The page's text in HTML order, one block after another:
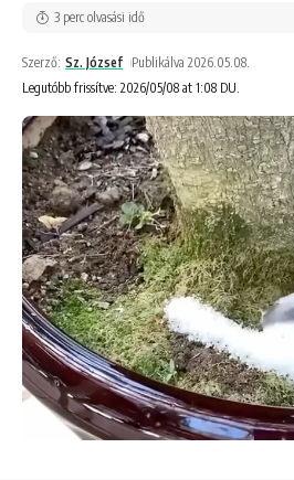
Legutóbb frissítve: 2026/05/08 at 1:08 DU.
Szerző: Sz. József Publikálva 2026.05.08.
3 perc olvasási idő